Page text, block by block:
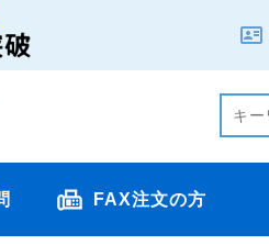
FAX注文の方